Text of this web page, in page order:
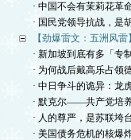
· 中国不会有茉莉花革
· 国民党领导抗战，是
【劲爆雷文：五洲风雷】
· 新加坡到底有多「专
· 为何战后戴高乐占领
· 中日争斗的诡异：龙
· 默克尔——共产党培
· 人的尊严，是苏联垮
· 美国债务危机的核爆